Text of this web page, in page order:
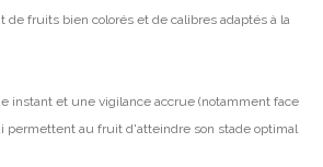
de fruits bien colorés et de calibres adaptés à la
instant et une vigilance accrue (notamment face
permettent au fruit d'atteindre son stade optimal